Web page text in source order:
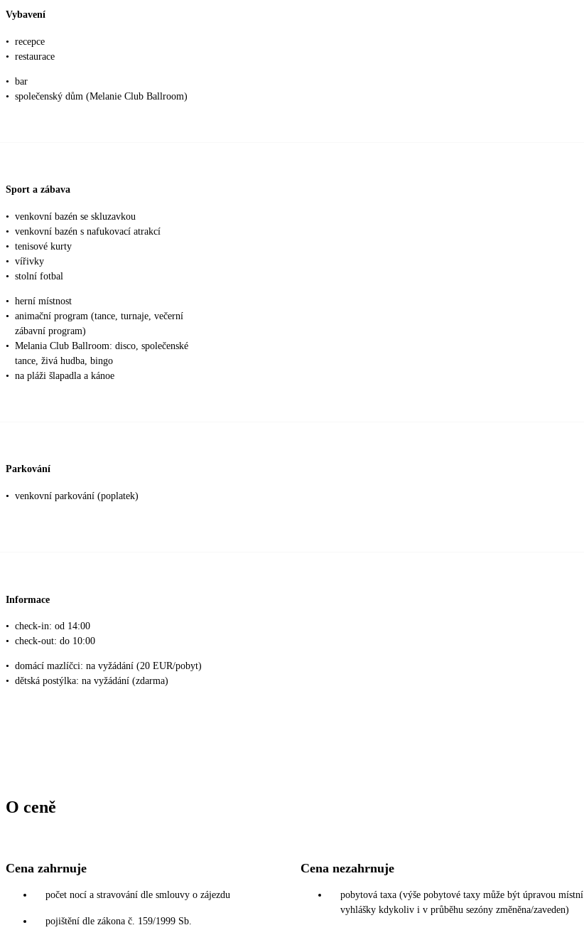
Vybavení
• recepce
• restaurace
• bar
• společenský dům (Melanie Club Ballroom)
Sport a zábava
• venkovní bazén se skluzavkou
• venkovní bazén s nafukovací atrakcí
• tenisové kurty
• vířivky
• stolní fotbal
• herní místnost
• animační program (tance, turnaje, večerní
zábavní program)
• Melania Club Ballroom: disco, společenské
tance, živá hudba, bingo
• na pláži šlapadla a kánoe
Parkování
• venkovní parkování (poplatek)
Informace
• check-in: od 14:00
• check-out: do 10:00
• domácí mazlíčci: na vyžádání (20 EUR/pobyt)
• dětská postýlka: na vyžádání (zdarma)
O ceně
Cena zahrnuje
počet nocí a stravování dle smlouvy o zájezdu
pojištění dle zákona č. 159/1999 Sb.
Cena nezahrnuje
pobytová taxa (výše pobytové taxy může být úpravou místní
vyhlášky kdykoliv i v průběhu sezóny změněna/zaveden)